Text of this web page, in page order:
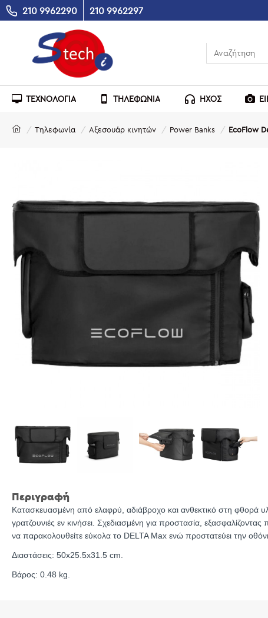
210 9962290 210 9962297
ΤΕΧΝΟΛΟΓΙΑ ΤΗΛΕΦΩΝΙΑ ΗΧΟΣ
Τηλεφωνία Αξεσουάρ κινητών Power Banks EcoFlow
Περιγραφή
Κατασκευασμένη από ελαφρύ, αδιάβροχο και ανθεκτικό στη φθορά
γρατζουνιές εν κινήσει. Σχεδιασμένη για προστασία,
να παρακολουθείτε εύκολα το DELTA Max ενώ προστατεύει την
Διαστάσεις: 50x25.5x31.5 cm.
Βάρος: 0.48 kg.